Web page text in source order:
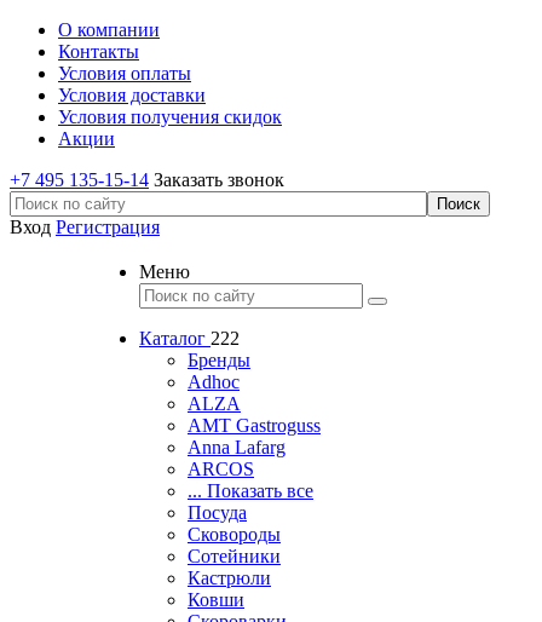
О компании
Контакты
Условия оплаты
Условия доставки
Условия получения скидок
Акции
+7 495 135-15-14 Заказать звонок
Вход Регистрация
Меню
Каталог 222
Бренды
Adhoc
ALZA
AMT Gastroguss
Anna Lafarg
ARCOS
... Показать все
Посуда
Сковороды
Сотейники
Кастрюли
Ковши